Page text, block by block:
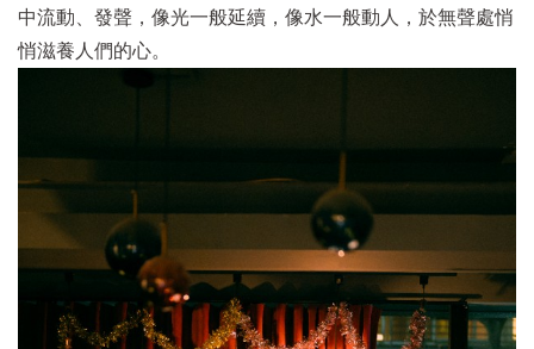
中流動、發聲，像光一般延續，像水一般動人，於無聲處悄
悄滋養人們的心。